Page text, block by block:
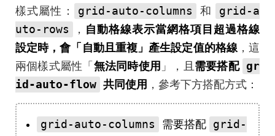
樣式屬性：
grid-auto-columns 和
grid-a
uto-rows
， 自動格線表示當網格項目超過格線
設定時，會「自動且重複」產生設定值的格線 ，這
兩個樣式屬性「 無法同時使用 」，且 需要搭配 gr
id-auto-flow 共同使用 ，參考下方搭配方式：
grid-auto-columns 需要搭配 grid-